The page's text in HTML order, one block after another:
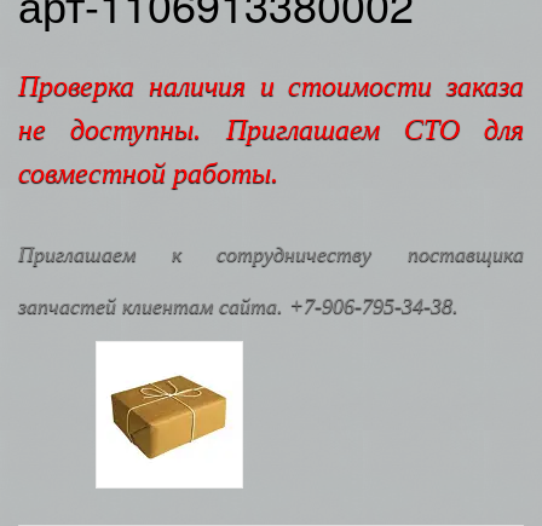
Проверка наличия и стоимости заказа
не доступны. Приглашаем СТО для
совместной работы.
Приглашаем к сотрудничеству поставщика
запчастей клиентам сайта. +7-906-795-34-38.